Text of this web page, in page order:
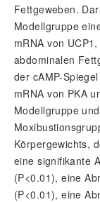
Fettgeweben.
Modellgruppe
mRNA von
abdominalen
der cAMP-
mRNA von PKA
Modellgruppe
Körpergewichts,
eine signifikante
(P<0.01), eine
(P<0.01), eine